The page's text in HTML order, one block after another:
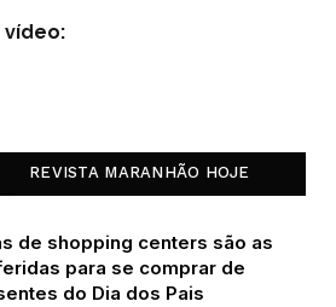
REVISTA MARANHÃO HOJE
de shopping centers são as
para se comprar de
do Dia dos Pais